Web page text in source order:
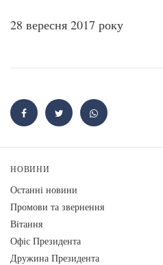
28 вересня 2017 року
НОВИНИ
Останні новини
Промови та звернення
Вiтання
Офіс Президента
Дружина Президента